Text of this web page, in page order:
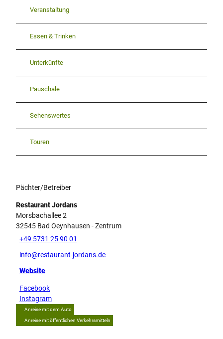
Veranstaltung
Essen & Trinken
Unterkünfte
Pauschale
Sehenswertes
Touren
Pächter/Betreiber
Restaurant Jordans
Morsbachallee 2
32545 Bad Oeynhausen - Zentrum
+49 5731 25 90 01
info@restaurant-jordans.de
Website
Facebook
Instagram
Anreise mit dem Auto
Anreise mit öffentlichen Verkehrsmitteln